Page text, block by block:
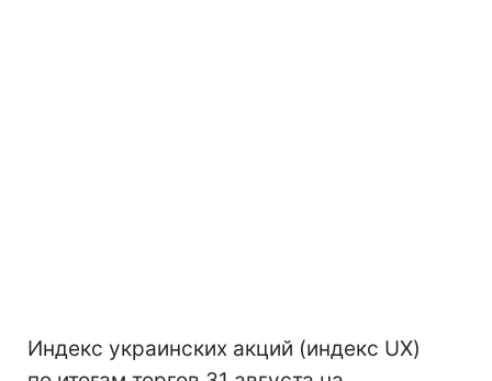
Индекс украинских акций (индекс UX)